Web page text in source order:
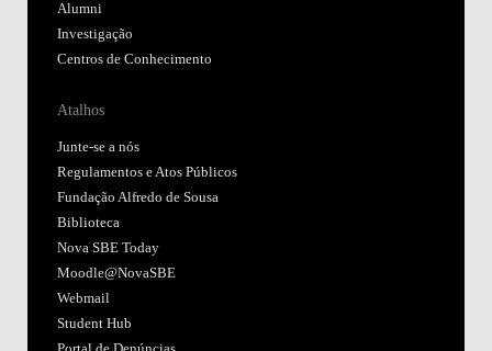
Alumni
Investigação
Centros de Conhecimento
Atalhos
Junte-se a nós
Regulamentos e Atos Públicos
Fundação Alfredo de Sousa
Biblioteca
Nova SBE Today
Moodle@NovaSBE
Webmail
Student Hub